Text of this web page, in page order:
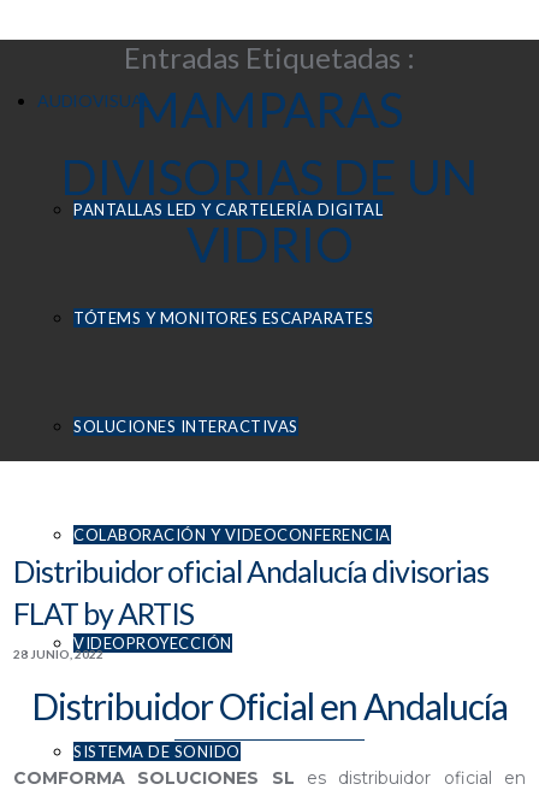
AUDIOVISUAL
PANTALLAS LED Y CARTELERÍA DIGITAL
TÓTEMS Y MONITORES ESCAPARATES
SOLUCIONES INTERACTIVAS
COLABORACIÓN Y VIDEOCONFERENCIA
VIDEOPROYECCIÓN
SISTEMA DE SONIDO
Entradas Etiquetadas :
MAMPARAS
DIVISORIAS DE UN
VIDRIO
Distribuidor oficial Andalucía divisorias
FLAT by ARTIS
28 JUNIO, 2022
Distribuidor Oficial en Andalucía
COMFORMA SOLUCIONES SL es distribuidor oficial en